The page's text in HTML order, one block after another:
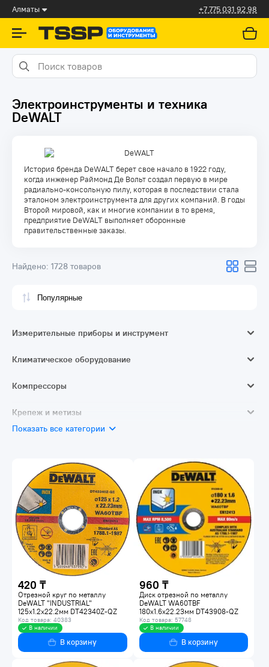
Алматы +7 775 031 92 98
Электроинструменты и техника
DeWALT
История бренда DeWALT берет свое начало в 1922 году,
когда инженер Раймонд Де Вольт создал первую в мире
радиально-консольную пилу, которая в последствии стала
эталоном электроинструмента для других компаний. В годы
Второй мировой, как и многие компании в то время,
предприятие DeWALT выполняет оборонные
правительственные заказы.
Найдено: 1728 товаров
Измерительные приборы и инструмент
Штанги, штативы и треноги
Ручной измерительный и разметочный инструмент
Климатическое оборудование
Компрессоры
Крепеж и метизы
Саморезы и шурупы
Скобы
Гвозди
Клипсы
Показать все категории
420 ₸
Отрезной круг по металлу
DeWALT "INDUSTRIAL"
125х1.2x22.2мм DT42340Z-QZ
Код товара: 40383
В наличии
В корзину
960 ₸
Диск отрезной по металлу
DeWALT WA60TBF
180х1.6х22.23мм DT43908-QZ
Код товара: 57748
В наличии
В корзину